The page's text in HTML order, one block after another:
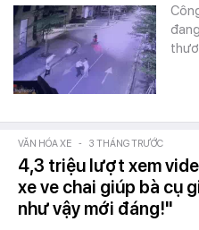
VĂN HÓA XE - 3 THÁNG TRƯỚC
4,3 triệu lượt xem
xe ve chai giúp bà cụ
như vậy mới đáng!"